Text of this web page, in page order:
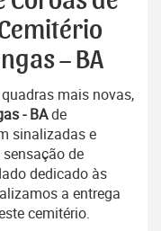
– BA
mais novas,
- BAde
sinalizadas e
de
dedicado às
a entrega
cemitério.